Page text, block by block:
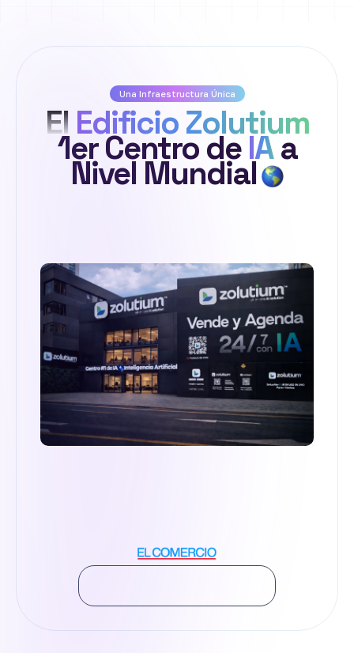
Una Infraestructura Única
El Edificio Zolutium
1er Centro deIAa
Nivel Mundial